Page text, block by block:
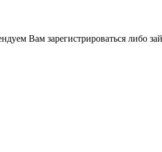
Вам зарегистрироваться либо